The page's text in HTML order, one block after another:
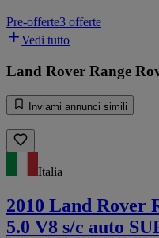
Pre-offerte3 offerte
Vedi tutto
Land Rover Range
Inviami annunci simili
Italia
2010 Land Rover
5.0 V8 s/c auto